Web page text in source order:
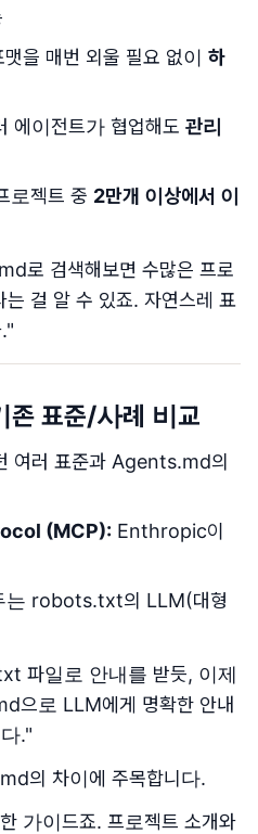
을 매번 외울 필요 없이 하
에이전트가 협업해도 관리
로젝트 중 2만개 이상에서 이
로 검색해보면 수많은 프로
는 걸 알 수 있죠. 자연스레 표
표준/사례 비교
여러 표준과 Agents.md의
(MCP): Enthropic이
는 robots.txt의 LLM(대형
파일로 안내를 받듯, 이제
로 LLM에게 명확한 안내
."
의 차이에 주목합니다.
가이드죠. 프로젝트 소개와